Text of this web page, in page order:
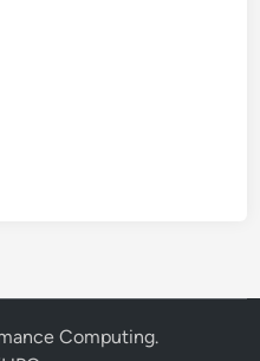
Computing.